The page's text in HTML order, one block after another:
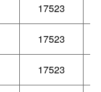
17523
17523
17523